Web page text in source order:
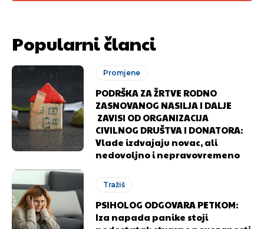
Pusti priču da živi!
Pusti priču da živi!
Popularni članci
Promjene
PODRŠKA ZA ŽRTVE RODNO
ZASNOVANOG NASILJA I DALJE
ZAVISI OD ORGANIZACIJA
CIVILNOG DRUŠTVA I DONATORA:
Vlade izdvajaju novac, ali
nedovoljno i nepravovremeno
Tražiš
PSIHOLOG ODGOVARA PETKOM:
Iza napada panike stoji